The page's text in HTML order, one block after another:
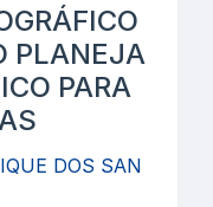
PLANEJA
PARA
DOS SAN